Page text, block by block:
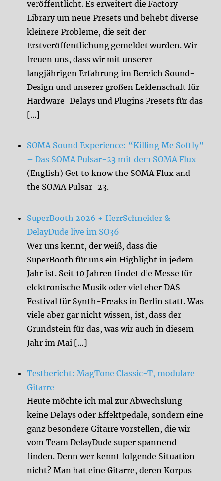
veröffentlicht. Es erweitert die Factory-
Library um neue Presets und behebt diverse
kleinere Probleme, die seit der
Erstveröffentlichung gemeldet wurden. Wir
freuen uns, dass wir mit unserer
langjährigen Erfahrung im Bereich Sound-
Design und unserer großen Leidenschaft für
Hardware-Delays und Plugins Presets für das
[…]
SOMA Sound Experience: “Killing Me Softly”
– Das SOMA Pulsar-23 mit dem SOMA Flux
(English) Get to know the SOMA Flux and
the SOMA Pulsar-23.
SuperBooth 2026 + HerrSchneider &
DelayDude live im SO36
Wer uns kennt, der weiß, dass die
SuperBooth für uns ein Highlight in jedem
Jahr ist. Seit 10 Jahren findet die Messe für
elektronische Musik oder viel eher DAS
Festival für Synth-Freaks in Berlin statt. Was
viele aber gar nicht wissen, ist, dass der
Grundstein für das, was wir auch in diesem
Jahr im Mai […]
Testbericht: MagTone Classic-T, modulare
Gitarre
Heute möchte ich mal zur Abwechslung
keine Delays oder Effektpedale, sondern eine
ganz besondere Gitarre vorstellen, die wir
vom Team DelayDude super spannend
finden. Denn wer kennt folgende Situation
nicht? Man hat eine Gitarre, deren Korpus